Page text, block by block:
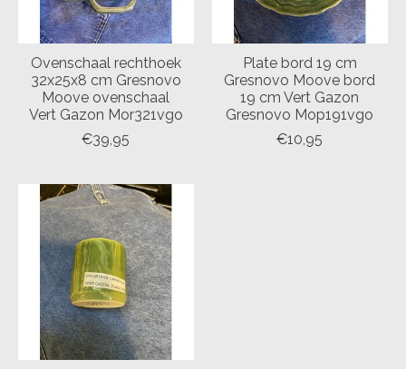
Ovenschaal rechthoek
32x25x8 cm Gresnovo
Moove ovenschaal
Vert Gazon Mor321vgo
€39,95
Plate bord 19 cm
Gresnovo Moove bord
19 cm Vert Gazon
Gresnovo Mop191vgo
€10,95